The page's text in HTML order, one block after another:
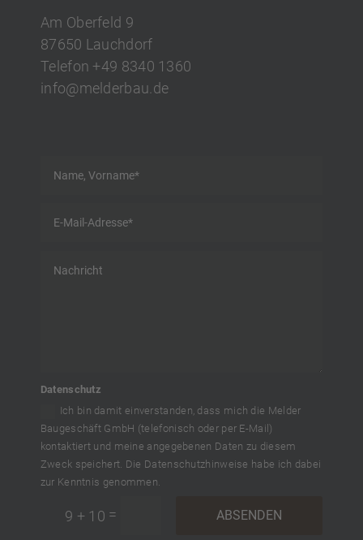
Am Oberfeld 9
87650 Lauchdorf
Telefon +49 8340 1360
info@melderbau.de
Datenschutz
Ich bin damit einverstanden, dass mich die Melder
Baugeschäft GmbH (telefonisch oder per E-Mail)
kontaktiert und meine angegebenen Daten zu diesem
Zweck speichert. Die Datenschutzhinweise habe ich dabei
zur Kenntnis genommen.
9 + 10 = ABSENDEN